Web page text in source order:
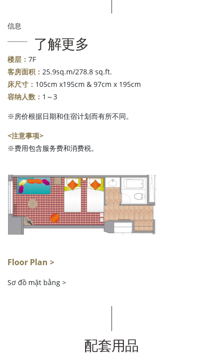
信息
了解更多
楼层： 7F
客房面积： 25.9sq.m/278.8 sq.ft.
床尺寸： 105cm x195cm & 97cm x 195cm
容纳人数： 1～3
※房价根据日期和住宿计划而有所不同。
<注意事项>
※费用包含服务费和消费税。
Floor Plan >
Sơ đồ mặt bằng >
配套用品